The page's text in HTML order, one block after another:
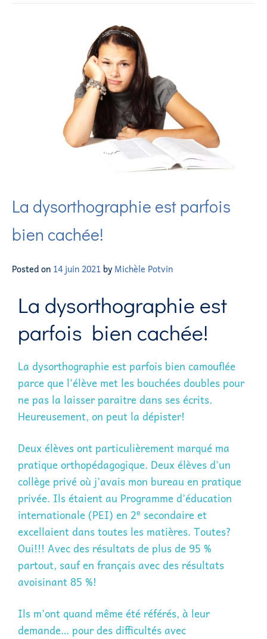
La dysorthographie est parfois
bien cachée!
Posted on 14 juin 2021 byMichèle Potvin
La dysorthographie est
parfois bien cachée!
La dysorthographie est parfois bien camouflée
parce que l’élève met les bouchées doubles pour
ne pas la laisser paraitre dans ses écrits.
Heureusement, on peut la dépister!
Deux élèves ont particulièrement marqué ma
pratique orthopédagogique. Deux élèves d’un
collège privé où j’avais mon bureau en pratique
privée. Ils étaient au Programme d’éducation
internationale (PEI) en 2e secondaire et
excellaient dans toutes les matières. Toutes?
Oui!!! Avec des résultats de plus de 95 %
partout, sauf en français avec des résultats
avoisinant 85 %!
Ils m’ont quand même été référés, à leur
demande… pour des difficultés avec